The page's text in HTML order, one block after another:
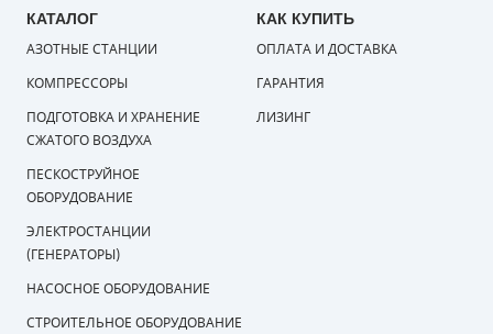
КАТАЛОГ
АЗОТНЫЕ СТАНЦИИ
КОМПРЕССОРЫ
ПОДГОТОВКА И ХРАНЕНИЕ
СЖАТОГО ВОЗДУХА
ПЕСКОСТРУЙНОЕ
ОБОРУДОВАНИЕ
ЭЛЕКТРОСТАНЦИИ
(ГЕНЕРАТОРЫ)
НАСОСНОЕ ОБОРУДОВАНИЕ
СТРОИТЕЛЬНОЕ ОБОРУДОВАНИЕ
КАК КУПИТЬ
ОПЛАТА И ДОСТАВКА
ГАРАНТИЯ
ЛИЗИНГ